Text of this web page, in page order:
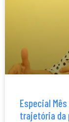
Especial
trajetória da